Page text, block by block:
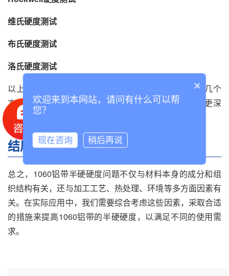
维氏硬度测试
布氏硬度测试
洛氏硬度测试
以上是关于1060铝带半硬硬度的详细介绍，通过以上几个
方面的探讨，相信大家已经对1060铝带半硬硬度有了更深
入的了解。
结尾
总之，1060铝带半硬硬度问题不仅与材料本身的成分和组
织结构有关，还与加工工艺、热处理、环境等多方面因素有
关。在实际应用中，我们需要综合考虑这些因素，采取合适
的措施来提高1060铝带的半硬硬度，以满足不同的使用需
求。
×
欢迎来到本网站，请问有什么可以帮
您？
现在咨询 稍后再说